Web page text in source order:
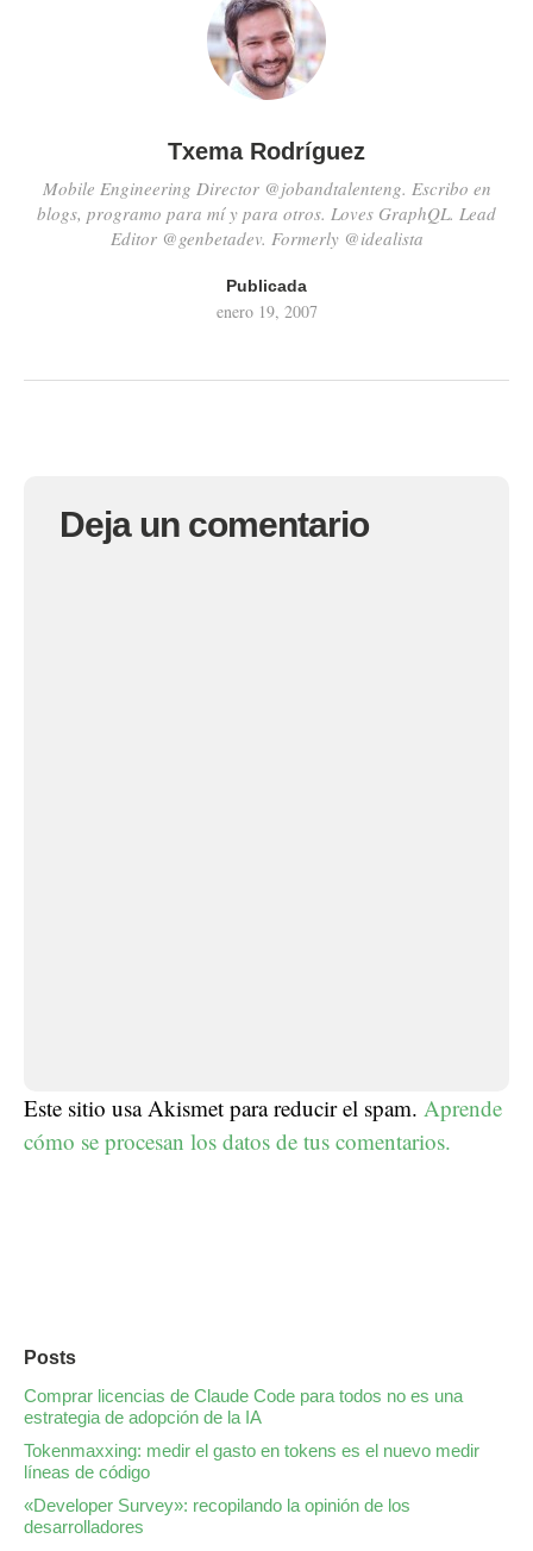
Txema Rodríguez
Mobile Engineering Director @jobandtalenteng. Escribo en
blogs, programo para mí y para otros. Loves GraphQL. Lead
Editor @genbetadev. Formerly @idealista
Publicada
enero 19, 2007
Deja un comentario
Este sitio usa Akismet para reducir el spam. Aprende
cómo se procesan los datos de tus comentarios.
Posts
Comprar licencias de Claude Code para todos no es una
estrategia de adopción de la IA
Tokenmaxxing: medir el gasto en tokens es el nuevo medir
líneas de código
«Developer Survey»: recopilando la opinión de los
desarrolladores